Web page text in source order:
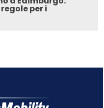
per i